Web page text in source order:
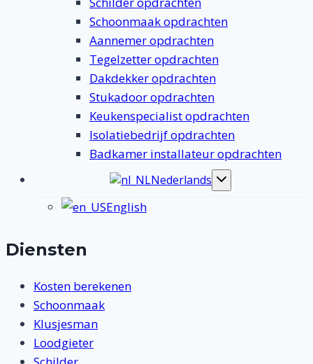
Schoonmaak opdrachten
Aannemer opdrachten
Tegelzetter opdrachten
Dakdekker opdrachten
Stukadoor opdrachten
Keukenspecialist opdrachten
Isolatiebedrijf opdrachten
Badkamer installateur opdrachten
Nederlands
Toggle
English
Diensten
Kosten berekenen
Schoonmaak
Klusjesman
Loodgieter